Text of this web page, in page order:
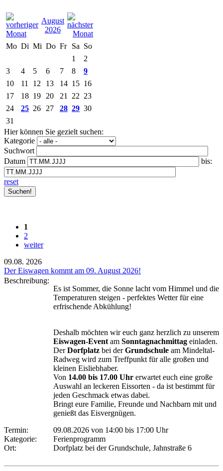
August
2026
Mo Di Mi Do Fr Sa So
1
2
3
4 5 6 7 8
9
10
11 12 13 14 15 16
17
18 19 20 21 22 23
24
25 26 27 28 29 30
31
Hier können Sie gezielt suchen:
Kategorie
Suchwort
Datum
bis:
reset
1
2
weiter
09.08. 2026
Der Eiswagen kommt am 09. August 2026!
Beschreibung:
Es ist Sommer, die Sonne lacht vom Himmel und die
Temperaturen steigen - perfektes Wetter für eine
erfrischende Abkühlung!
Deshalb möchten wir euch ganz herzlich zu unserem
Eiswagen-Event am Sonntagnachmittag einladen.
DerDorfplatz bei derGrundschule am Mindeltal-
Radweg wird zum Treffpunkt für alle großen und
kleinen Eisliebhaber.
Von 14.00 bis 17.00 Uhr erwartet euch eine große
Auswahl an leckeren Eissorten - da ist bestimmt für
jeden Geschmack etwas dabei.
Bringt eure Familie, Freunde und Nachbarn mit und
genießt das Eisvergnügen.
Termin:
09.08.2026 von 14:00 bis 17:00 Uhr
Kategorie:
Ferienprogramm
Ort:
Dorfplatz bei der Grundschule, Jahnstraße 6